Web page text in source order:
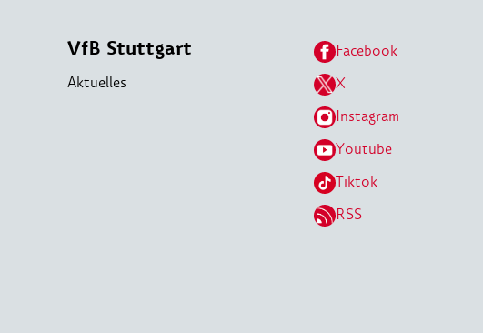
VfB Stuttgart
Aktuelles
Facebook
X
Instagram
Youtube
Tiktok
RSS